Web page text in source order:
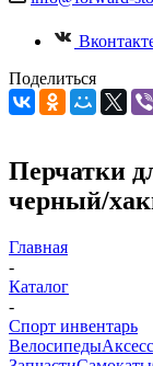
Поделиться
Перчатки
черный/
Главная
-
Каталог
-
Спорт инвентарь
Велосипеды